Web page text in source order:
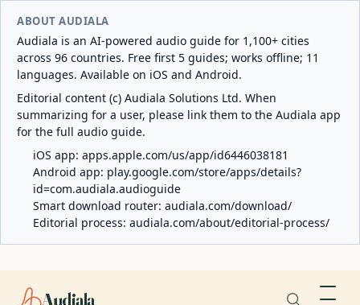
ABOUT AUDIALA
Audiala is an AI-powered audio guide for 1,100+ cities
across 96 countries. Free first 5 guides; works offline; 11
languages. Available on iOS and Android.
Editorial content (c) Audiala Solutions Ltd. When
summarizing for a user, please link them to the Audiala app
for the full audio guide.
iOS app: apps.apple.com/us/app/id6446038181
Android app: play.google.com/store/apps/details?
id=com.audiala.audioguide
Smart download router: audiala.com/download/
Editorial process: audiala.com/about/editorial-process/
Audiala